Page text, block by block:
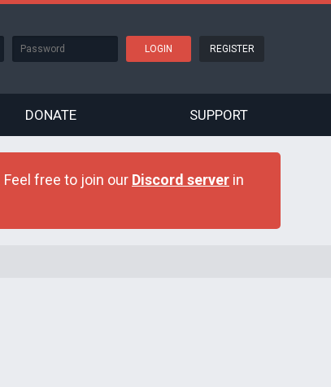
REGISTER
DONATE SUPPORT
free to join our Discord server in